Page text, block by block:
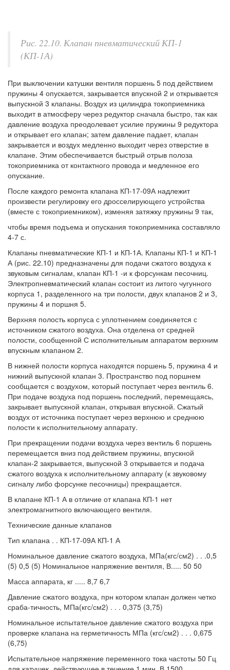
Рис. 22.10. Клапан пневматический КП-1
(КП-1А)
При выключении катушки вентиля поршень 5 под действием
пружины 4 опускается, закрывается впускной 2 и открывается
выпускной 3 клапаны. Воздух из цилиндра токоприемника
выходит в атмосферу через редуктор сначала быстро, так как
давление воздуха преодолевает усилие пружины 9 редуктора
и открывает его клапан; затем давление падает, клапан
закрывается и воздух медленно выходит через отверстие в
клапане. Этим обеспечивается быстрый отрыв полоза
токоприемника от контактного провода и медленное его
опускание.
После каждого ремонта клапана КП-17-09А надлежит
произвести регулировку его дросселирующего устройства
(вместе с токоприемником), изменяя затяжку пружины 9 так,
чтобы время подъема и опускания токоприемника составляло
4-7 с.
Клапаны пневматические КП-1 и КП-1А. Клапаны КП-1 и КП-1
А (рис. 22.10) предназначены для подачи сжатого воздуха к
звуковым сигналам, клапан КП-1 -и к форсункам песочниц.
Электропневматический клапан состоит из литого чугунного
корпуса 1, разделенного на три полости, двух клапанов 2 и 3,
пружины 4 и поршня 5.
Верхняя полость корпуса с уплотнением соединяется с
источником сжатого воздуха. Она отделена от средней
полости, сообщенной С исполнительным аппаратом верхним
впускным клапаном 2.
В нижней полости корпуса находятся поршень 5, пружина 4 и
нижний выпускной клапан 3. Пространство под поршнем
сообщается с воздухом, который поступает через вентиль 6.
При подаче воздуха под поршень последний, перемещаясь,
закрывает выпускной клапан, открывая впускной. Сжатый
воздух от источника поступает через верхнюю и среднюю
полости к исполнительному аппарату.
При прекращении подачи воздуха через вентиль 6 поршень
перемещается вниз под действием пружины, впускной
клапан-2 закрывается, выпускной 3 открывается и подача
сжатого воздуха к исполнительному аппарату (к звуковому
сигналу либо форсунке песочницы) прекращается.
В клапане КП-1 А в отличие от клапана КП-1 нет
электромагнитного включающего вентиля.
Технические данные клапанов
Тип клапана . . КП-17-09А КП-1 А
Номинальное давление сжатого воздуха, МПа(кгс/см2) . . .0,5
(5) 0,5 (5) Номинальное напряжение вентиля, В..... 50 50
Масса аппарата, кг ..... 8,7 6,7
Давление сжатого воздуха, прн котором клапан должен четко
сраба-тичность, МПа(кгс/см2) . . . 0,375 (3,75)
Номинальное испытательное давление сжатого воздуха при
проверке клапана на герметичность МПа (кгс/см2) . . . 0,675
(6,75)
Испытательное напряжение переменного тока частоты 50 Гц